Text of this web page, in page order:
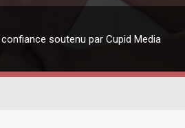
soutenu par Cupid Media